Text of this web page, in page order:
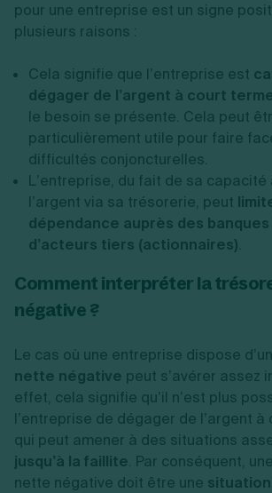
pour une entreprise est un signe
plusieurs raisons :
Cela signifie que l’entreprise est
dégager de l’argent à court
le besoin se présente. Cela peut
particulièrement utile pour faire
difficultés conjoncturelles.
L’entreprise, du fait de sa
l’argent via sa trésorerie, peut
dépendance auprès des
d’acteurs tiers (actionnaires).
Comment interpréter la
négative ?
Le cas où une entreprise dispose
nette négative peut s’avérer assez
effet, cela signifie qu’il n’est plus
l’entreprise de dégager de l’argent à
qui peut amener à des situations
jusqu’à la faillite. Par conséquent,
nette négative doit être une